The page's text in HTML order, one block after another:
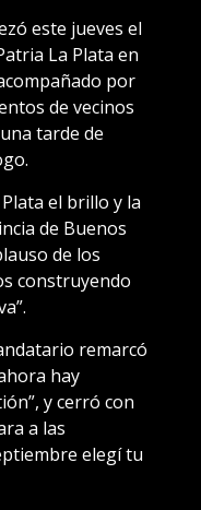
este jueves el
La Plata en
por
de vecinos
tarde de
el brillo y la
de Buenos
de los
construyendo
remarcó
hay
y cerró con
a las
elegí tu